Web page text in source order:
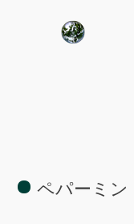
ペパーミン